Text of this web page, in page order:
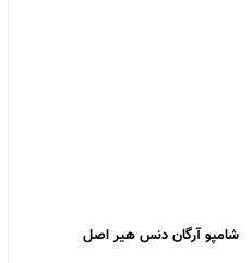
شامپو آرگان دنس هیر اصل